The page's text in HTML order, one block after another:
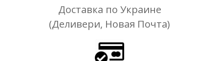
Доставка по Украине
(Деливери, Новая Почта)